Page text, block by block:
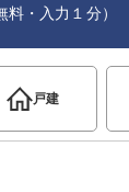
料・入力１分）
戸建